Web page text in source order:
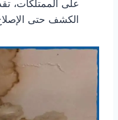
على الممتلكات،
الكشف حتى